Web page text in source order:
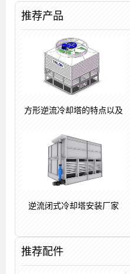
推荐产品
方形逆流冷却塔的特点以及
逆流闭式冷却塔安装厂家
推荐配件